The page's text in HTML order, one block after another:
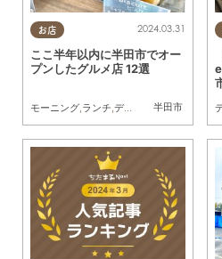
お店
半田市
2024.03.31
ここ半年以内に半田市でオー
プンしたグルメ店 12選
モーニング,ランチ,ディナー ,ラーメン パン,